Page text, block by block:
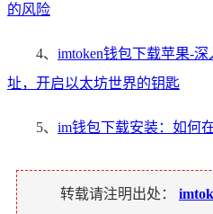
的风险
4、 imtoken钱包下载苹果-
址，开启以太坊世界的钥匙
5、 im钱包下载安装：如何
转载请注明出处：